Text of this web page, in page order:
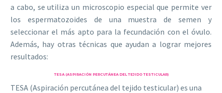
a cabo, se utiliza un microscopio especial que permite ver
los espermatozoides de una muestra de semen y
seleccionar el más apto para la fecundación con el óvulo.
Además, hay otras técnicas que ayudan a lograr mejores
resultados:
TESA (ASPIRACIÓN PERCUTÁNEA DEL TEJIDO TESTICULAR)
TESA (Aspiración percutánea del tejido testicular) es una